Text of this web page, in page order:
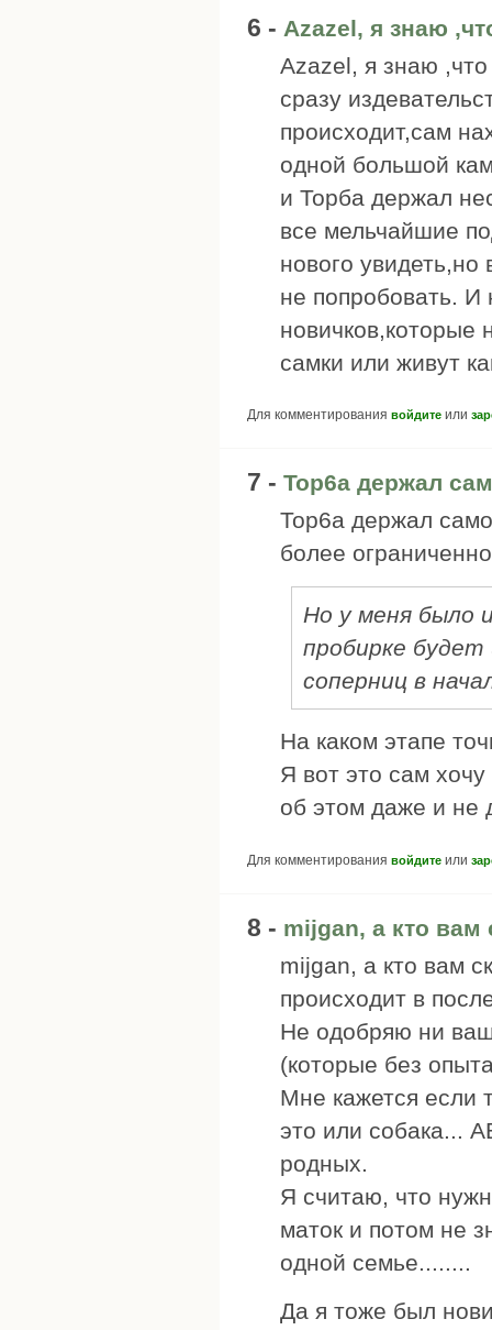
6 - Azazel, я знаю
Azazel, я знаю
сразу
происходит,сам
одной большой
и Торба держал
все мельчайшие
нового
не попробовать. И
новичков,которые
самки или живут
Для комментирования войдите или
7 - Top6a держал
Top6a держал
более
Но у меня было
пробирке
соперниц в
На каком этапе
Я вот это сам
об этом даже и не
Для комментирования войдите или
8 - mijgan, а кто вам
mijgan, а кто вам
происходит в
Не одобряю ни
(которые без
Мне кажется если
это или собака...
родных.
Я считаю, что
маток и потом не
одной семье........
Да я тоже был